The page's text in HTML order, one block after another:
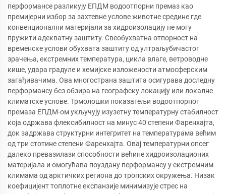
перформансе разликују ЕПДМ водоотпорни премаз као
премијерни избор за захтевне услове животне средине где
конвенционални материјали за хидроизолацију не могу
пружити адекватну заштиту. Свеобухватна отпорност на
временске услови обухвата заштиту од ултраљубичастог
зрачења, екстремних температура, цикла влаге, ветроводне
кише, удара градуле и хемијске изложености атмосферским
загађивачима. Ова многострана заштита осигурава доследну
перформансу без обзира на географску локацију или локалне
климатске услове. Трмолошки показатељи водоотпорног
премаза ЕПДМ-ом укључују изузетну температурну стабилност
која одржава флексибилност на минус 40 степени Фаренхајта,
док задржава структурни интегритет на температурама већим
од три стотине степени Фаренхајта. Овај температурни опсег
далеко превазилази способности већине хидроизолационих
материјала и омогућава поуздану перформансу у екстремним
климама од арктичких региона до тропских окружења. Низак
коефицијент топлотне експанзије минимизује стрес на